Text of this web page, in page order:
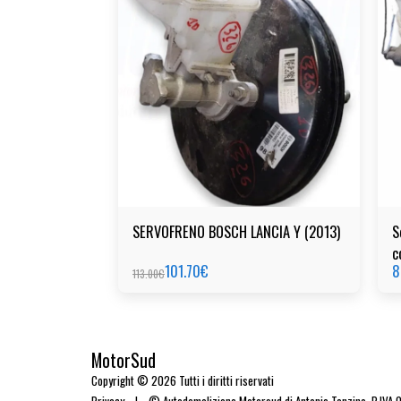
SERVOFRENO BOSCH LANCIA Y (2013)
113.00€101.70€
MotorSud
Copyright © 2026 Tutti i diritti riservati